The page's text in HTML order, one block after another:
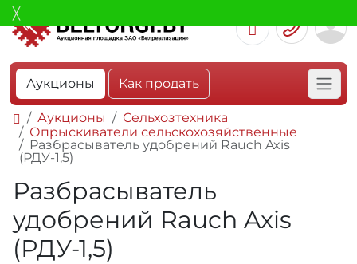
Аукционы Как продать
Аукционы
Сельхозтехника
Опрыскиватели сельскохозяйственные
Разбрасыватель удобрений Rauch Axis
(РДУ-1,5)
Разбрасыватель
удобрений Rauch Axis
(РДУ-1,5)